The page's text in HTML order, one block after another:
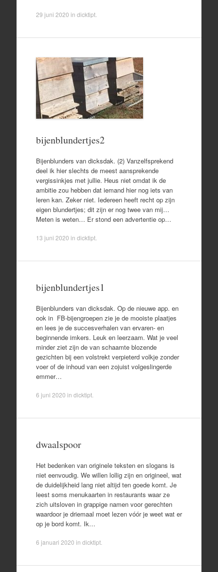
29 juni 2020 in dicktipt.
bijenblundertjes2
Bijenblunders van dicksdak. (2) Vanzelfsprekend
deel ik hier slechts de meest aansprekende
vergissinkjes met jullie. Heus niet omdat ik de
ambitie zou hebben dat iemand hier nog iets van
leren kan. Zeker niet. Iedereen heeft recht op zijn
eigen blundertjes; dit zijn er nog twee van mij…
Meten is weten… Er stond een advertentie op…
13 juni 2020 in dicktipt.
bijenblundertjes1
Bijenblunders van dicksdak. Op de nieuwe app. en
ook in FB-bijengroepen zie je de mooiste plaatjes
en lees je de succesverhalen van ervaren- en
beginnende imkers. Leuk en leerzaam. Wat je veel
minder ziet zijn de van schaamte blozende
gezichten bij een volstrekt verpieterd volkje zonder
voer of de inhoud van een zojuist volgeslingerde
emmer…
6 juni 2020 in dicktipt.
dwaalspoor
Het bedenken van originele teksten en slogans is
niet eenvoudig. We willen lollig zijn en origineel, wat
de duidelijkheid lang niet altijd ten goede komt. Je
leest soms menukaarten in restaurants waar ze
zich uitsloven in grappige namen voor gerechten
waardoor je driemaal moet lezen vóór je weet wat er
op je bord komt. Ik…
6 januari 2020 in dicktipt.